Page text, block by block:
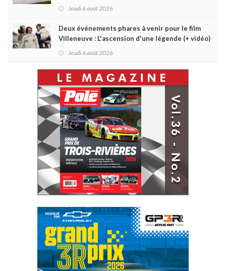
Jeudi 6 août 2026
Deux événements phares à venir pour le film
Villeneuve : L'ascension d'une légende (+ vidéo)
Jeudi 6 août 2026